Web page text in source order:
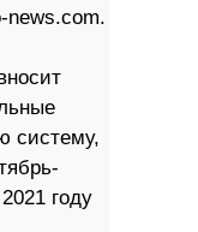
news.com.
систему,
году